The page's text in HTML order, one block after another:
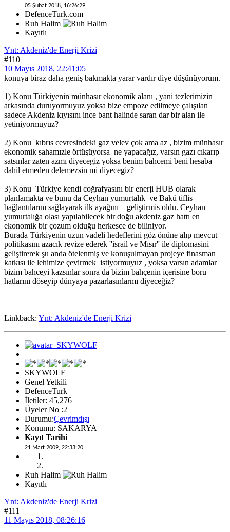
05 Şubat 2018, 16:26:29
DefenceTurk.com
Ruh Halim
Kayıtlı
Ynt: Akdeniz'de Enerji Krizi
#110
10 Mayıs 2018, 22:41:05
konuya biraz daha geniş bakmakta yarar vardır diye düşünüyorum.
1) Konu Türkiyenin münhasır ekonomik alanı , yani tezlerimizin
arkasında duruyormuyuz yoksa bize empoze edilmeye çalışılan
sadece Akdeniz kıyısını ince bant halinde saran dar bir alan ile
yetiniyormuyuz?
2) Konu kıbrıs cevresindeki gaz velev çok ama az , bizim münhasır
ekonomik sahamızle örtüşüyorsa ne yapacağız, varsın gazı cıkarıp
satsınlar zaten azmı diyecegiz yoksa benim bahcemi beni hesaba
dahil etmeden delemezsin mi diyecegiz?
3) Konu Türkiye kendi coğrafyasını bir enerji HUB olarak
planlamakta ve bunu da Ceyhan yumurtalık ve Bakü tiflis
bağlantılarını sağlayarak ilk ayağını geliştirmis oldu. Ceyhan
yumurtalığa olası yapılabilecek bir doğu akdeniz gaz hattı en
ekonomik bir çozum olduğu herkesce de biliniyor.
Burada Türkiyenin uzun vadeli hedeflerini göz önüne alıp mevcut
politikasını azacık revize ederek ''israil ve Mısır'' ile diplomasini
geliştirerek şu anda ötelenmiş ve konuşulmayan projeye finasman
katkısı ile lehimize çevirmek istiyormuyuz , yoksa varsın adamlar
bizim bahceyi kazsınlar sonra da bizim bahçenin içerisine boru
hatlarını döseyip dünyaya pazarlasınlarmı diyeceğiz?
Linkback: Ynt: Akdeniz'de Enerji Krizi
SKYWOLF
Genel Yetkili
DefenceTurk
İletiler: 45,276
Üyeler No :2
Durumu:Çevrimdışı
Konumu: SAKARYA
Kayıt Tarihi
21 Mart 2009, 22:33:20
Ruh Halim
Kayıtlı
Ynt: Akdeniz'de Enerji Krizi
#111
11 Mayıs 2018, 08:26:16